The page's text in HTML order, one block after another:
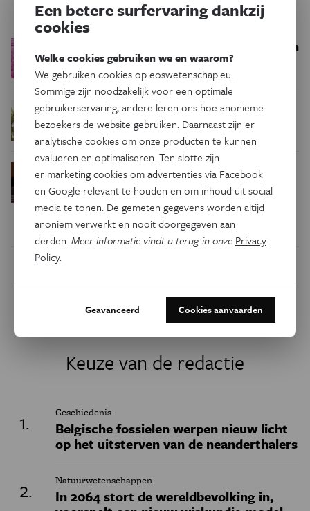
Een bakkerij op 400 miljoen
kilometer van de aarde
Podcast Natuur & MilieuWaar zijn
insecten in de winter?
Psyche & BreinWaarom we tinnitus
in de hersenen moeten zoeken
Twitter Linkedin
Keuze van de redactie
Geschiedenis
Belgische fossielen werpen nieuw licht
op het uitsterven van de neanderthalers
Natuurwetenschappen
In 2064 stort de wereldbevolking in,
Een betere surfervaring dankzij
cookies
Welke cookies gebruiken we en waarom?
We gebruiken cookies op eoswetenschap.eu.
Sommige zijn noodzakelijk voor een optimale
gebruikerservaring, andere leren ons hoe anonieme
bezoekers de website gebruiken. Daarnaast zijn er
analytische cookies om onze producten te kunnen
evalueren en optimaliseren. Ten slotte zijn
er marketing cookies om advertenties via Facebook
en Google relevant te houden en om inhoud uit social
media te tonen. De gemeten gegevens worden altijd
anoniem verwerkt en nooit doorgegeven aan
derden.Meer informatie vindt u terug in onze Privacy
Policy.
Geavanceerd Cookies aanvaarden